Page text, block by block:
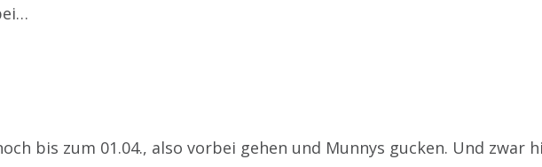
bis zum 01.04., also vorbei gehen und Munnys gucken. Und zwar